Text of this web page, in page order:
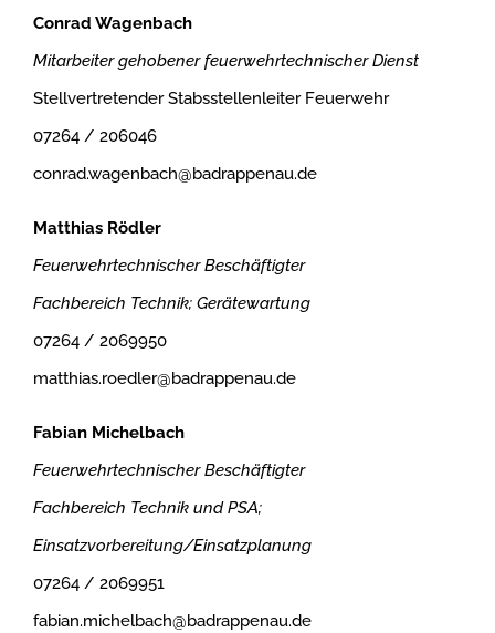
Conrad Wagenbach
Mitarbeiter gehobener feuerwehrtechnischer Dienst
Stellvertretender Stabsstellenleiter Feuerwehr
07264 / 206046
conrad.wagenbach@badrappenau.de
Matthias Rödler
Feuerwehrtechnischer Beschäftigter
Fachbereich Technik; Gerätewartung
07264 / 2069950
matthias.roedler@badrappenau.de
Fabian Michelbach
Feuerwehrtechnischer Beschäftigter
Fachbereich Technik und PSA;
Einsatzvorbereitung/Einsatzplanung
07264 / 2069951
fabian.michelbach@badrappenau.de